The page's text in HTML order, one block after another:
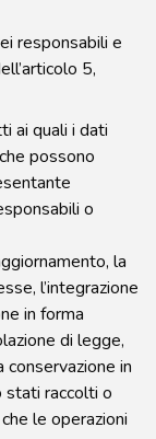
responsabili e
5,
ai quali i dati
possono
o
la
l’integrazione
in forma
di legge,
conservazione in
stati raccolti o
le operazioni